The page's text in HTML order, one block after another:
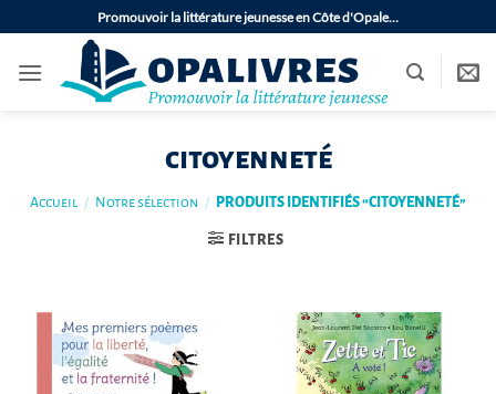
au
contenu
Promouvoir la littérature jeunesse en Côte d'Opale…
citoyenneté
Accueil / Notre sélection / PRODUITS IDENTIFIÉS “CITOYENNETÉ”
FILTRES